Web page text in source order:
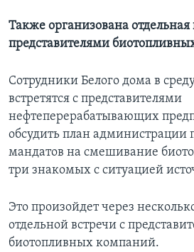
Языки
Также организована отдельная
представителями
Сотрудники Белого дома в
встретятся с представителями
нефтеперерабатывающих
обсудить план
мандатов на смешивание
три знакомых с ситуацией
Это произойдет через
отдельной встречи с
биотопливных компаний.